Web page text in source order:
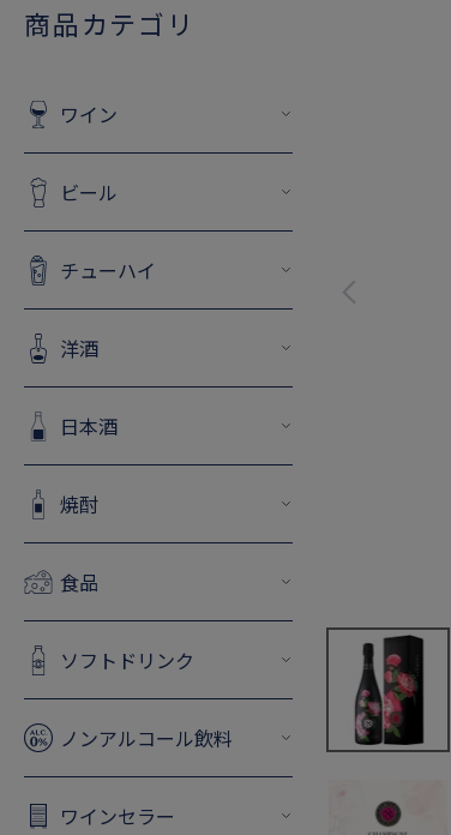
商品カテゴリ
ワイン
ビール
チューハイ
洋酒
日本酒
焼酎
食品
ソフトドリンク
ノンアルコール飲料
ワインセラー